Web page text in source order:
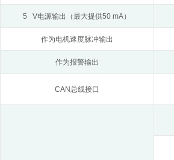
5 V电源输出（最大提供50 mA）
作为电机速度脉冲输出
作为报警输出
CAN总线接口